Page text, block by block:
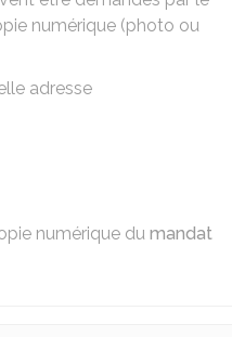
numérique (photo ou
adresse
numérique du mandat